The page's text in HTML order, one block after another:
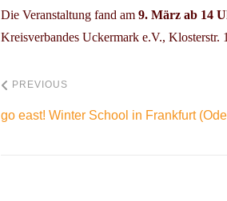
Die Veranstaltung fand am 9. März ab 14
Kreisverbandes Uckermark e.V., Klosterstr.
PREVIOUS
go east! Winter School in Frankfurt